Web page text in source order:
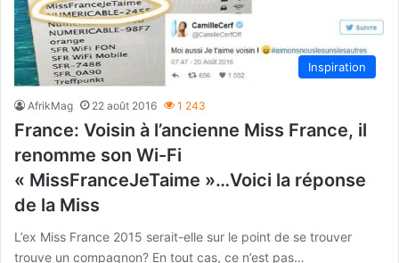
Inspiration
AfrikMag 22 août 2016 1 243
France: Voisin à l’ancienne Miss France, il
renomme son Wi-Fi
« MissFranceJeTaime »…Voici la réponse
de la Miss
L’ex Miss France 2015 serait-elle sur le point de se trouver
trouve un compagnon? En tout cas, ce n’est pas…